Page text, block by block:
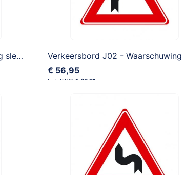
Verkeersbord J01 - Waarschuwing slecht wegdek
€ 56,95
€ 68,91